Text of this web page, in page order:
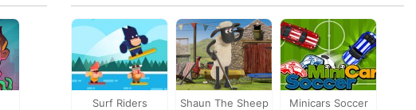
Surf Riders
Shaun The Sheep
Minicars Soccer